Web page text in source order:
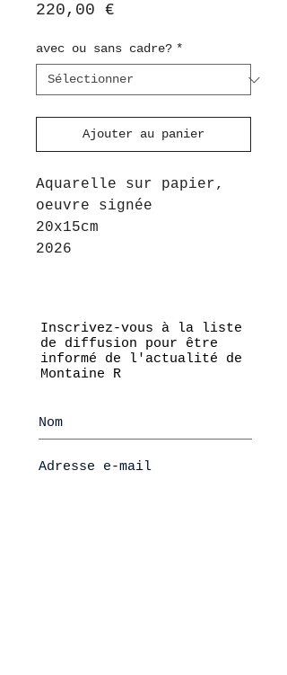
220,00 €
avec ou sans cadre? *
Ajouter au panier
Aquarelle sur papier,
oeuvre signée
20x15cm
2026
Inscrivez-vous à la liste
de diffusion pour être
informé de l'actualité de
Montaine R